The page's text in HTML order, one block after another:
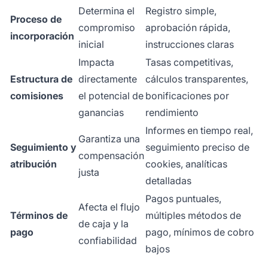
Proceso de
incorporación
Determina el
compromiso
inicial
Registro simple,
aprobación rápida,
instrucciones claras
Estructura de
comisiones
Impacta
directamente
el potencial de
ganancias
Tasas competitivas,
cálculos transparentes,
bonificaciones por
rendimiento
Seguimiento y
atribución
Garantiza una
compensación
justa
Informes en tiempo real,
seguimiento preciso de
cookies, analíticas
detalladas
Términos de
pago
Afecta el flujo
de caja y la
confiabilidad
Pagos puntuales,
múltiples métodos de
pago, mínimos de cobro
bajos